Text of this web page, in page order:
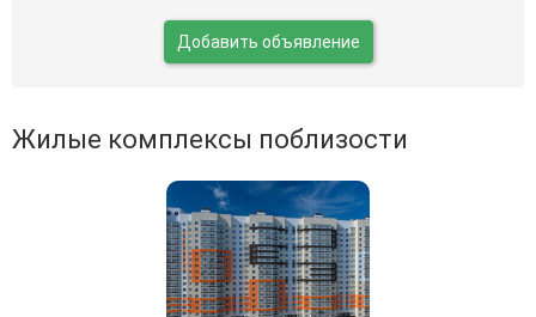
Добавить объявление
Жилые комплексы поблизости